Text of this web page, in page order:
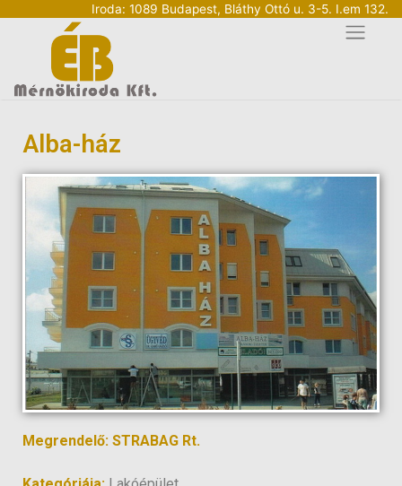
Iroda: 1089 Budapest, Bláthy Ottó u. 3-5. I.em 132.
Alba-ház
Megrendelő: STRABAG Rt.